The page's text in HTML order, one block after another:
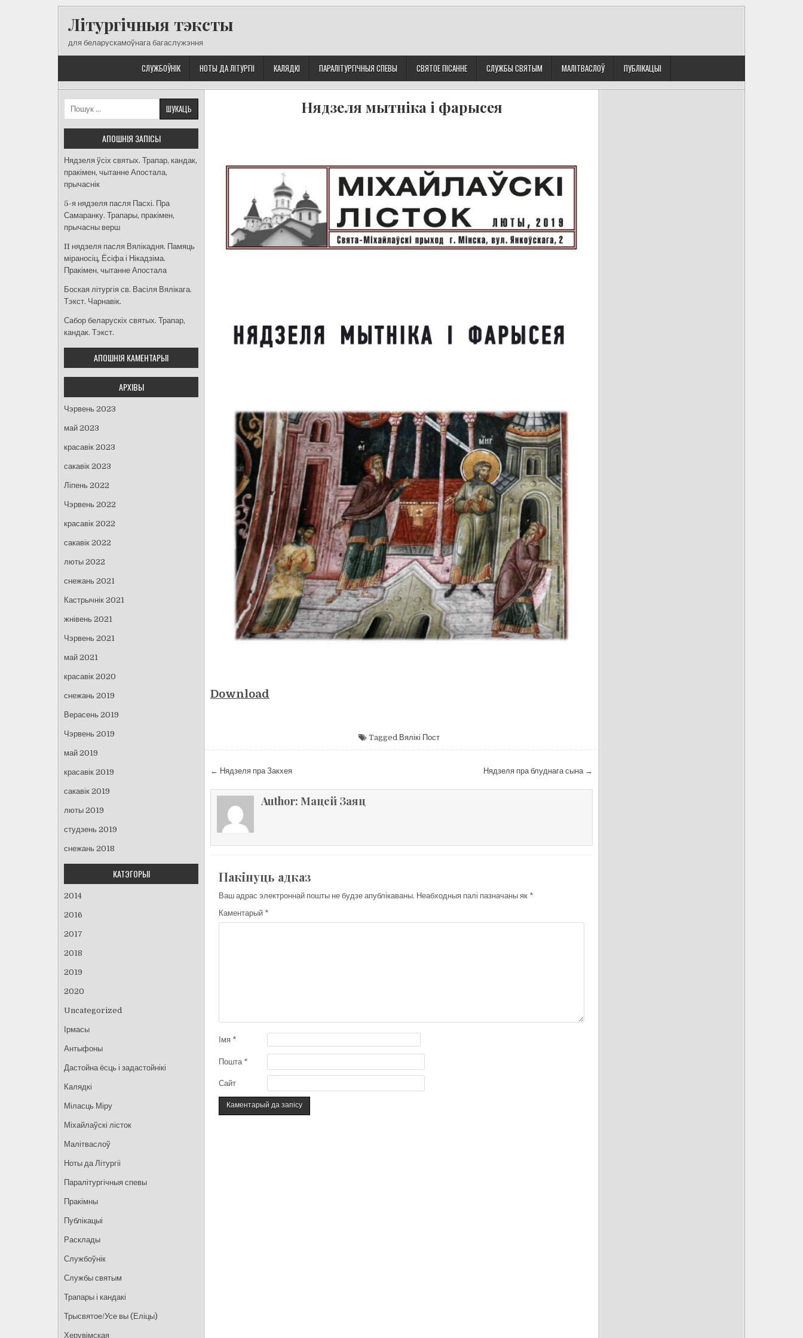
Літургічныя тэксты
для беларускамоўнага багаслужэння
СЛУЖБОЎНІК НОТЫ ДА ЛІТУРГІІ КАЛЯДКІ ПАРАЛІТУРГІЧНЫЯ СПЕВЫ СВЯТОЕ ПІСАННЕ СЛУЖБЫ СВЯТЫМ МАЛІТВАСЛОЎ ПУБЛІКАЦЫІ
Нядзеля мытніка і фарысея
Download
Tagged Вялікі Пост
Навігацыя
па
запісах
← Нядзеля пра Закхея Нядзеля пра блуднага сына →
Author: Мацей Заяц
Пакінуць адказ
Ваш адрас электроннай пошты не будзе апублікаваны. Неабходныя палі пазначаны як *
Каментарый *
Імя *
Пошта *
Сайт
Пошук:
АПОШНІЯ ЗАПІСЫ
Нядзеля ўсіх святых. Трапар, кандак,
пракімен, чытанне Апостала,
прычаснік
5-я нядзеля пасля Пасхі. Пра
Самаранку. Трапары, пракімен,
прычасны верш
II нядзеля пасля Вялікадня. Памяць
міраносіц, Ёсіфа і Нікадзіма.
Пракімен, чытанне Апостала
Боская літургія св. Васіля Вялікага.
Тэкст. Чарнавік.
Сабор беларускіх святых. Трапар,
кандак. Тэкст.
АПОШНІЯ КАМЕНТАРЫІ
АРХІВЫ
Чэрвень 2023
май 2023
красавік 2023
сакавік 2023
Ліпень 2022
Чэрвень 2022
красавік 2022
сакавік 2022
люты 2022
снежань 2021
Кастрычнік 2021
жнівень 2021
Чэрвень 2021
май 2021
красавік 2020
снежань 2019
Верасень 2019
Чэрвень 2019
май 2019
красавік 2019
сакавік 2019
люты 2019
студзень 2019
снежань 2018
КАТЭГОРЫІ
2014
2016
2017
2018
2019
2020
Uncategorized
Ірмасы
Антыфоны
Дастойна ёсць і задастойнікі
Калядкі
Міласць Міру
Міхайлаўскі лісток
Малітваслоў
Ноты да Літургіі
Паралітургічныя спевы
Пракімны
Публікацыі
Расклады
Службоўнік
Службы святым
Трапары і кандакі
Трысвятое/Усе вы (Еліцы)
Херувімская